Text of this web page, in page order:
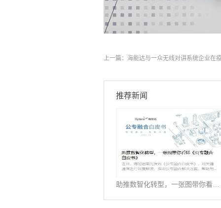
上一篇： 海能达与一众无线对讲系统企业在
推荐新闻
助推数智化转型，一张图带你看懂《公专融合白皮书》